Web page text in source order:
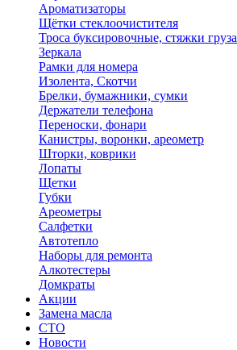
Ароматизаторы
Щётки стеклоочистителя
Троса буксировочные, стяжки груза
Зеркала
Рамки для номера
Изолента, Скотчи
Брелки, бумажники, сумки
Держатели телефона
Переноски, фонари
Канистры, воронки, ареометр
Шторки, коврики
Лопаты
Щетки
Губки
Ареометры
Салфетки
Автотепло
Наборы для ремонта
Алкотестеры
Домкраты
Акции
Замена масла
СТО
Новости